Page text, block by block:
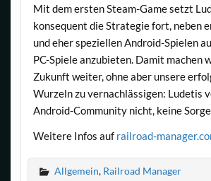
Mit dem ersten Steam-Game setzt
konsequent die Strategie fort, neben
und eher speziellen Android-Spielen
PC-Spiele anzubieten. Damit machen
Zukunft weiter, ohne aber unsere
Wurzeln zu vernachlässigen: Ludetis
Android-Community nicht, keine
Weitere Infos auf railroad-
Allgemein, Railroad Manager